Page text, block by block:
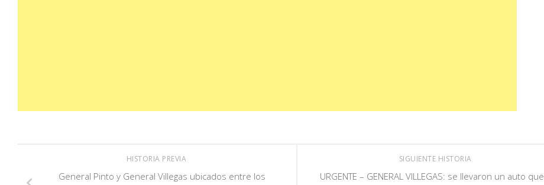
SIGUIENTE HISTORIA
URGENTE – GENERAL VILLEGAS: se llevaron un auto que
HISTORIA PREVIA
General Pinto y General Villegas ubicados entre los